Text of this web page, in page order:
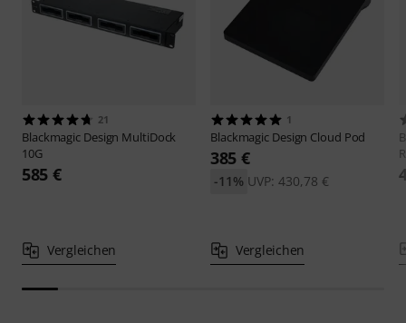
21
Blackmagic Design MultiDock
10G
585 €
Vergleichen
1
Blackmagic Design Cloud Pod
385 €
UVP: 430,78 €
-11%
Vergleichen